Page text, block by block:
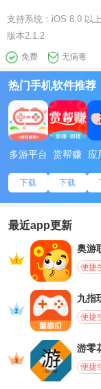
支持系统： iOS 8.0 以上
版本2.1.2
免费 无病毒
热门手机软件推荐
多游平台
下载
赏帮赚
下载
应
最近app更新
奥游
便捷
九指
便捷
游零
便捷